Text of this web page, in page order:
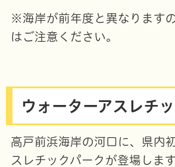
※海岸が前年度と異なります
はご注意ください。
ウォーターアスレチ
高戸前浜海岸の河口に、県内
スレチックパークが登場します